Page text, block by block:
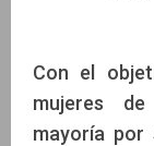
Con el
mujeres
mayoría por